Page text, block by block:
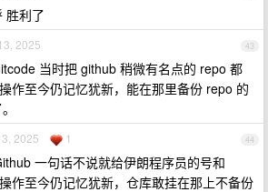
胜利了
43
2025
当时把 github 稍微有名点的 repo 都
作至今仍记忆犹新，能在那里备份 repo 的
44
2025 1
一句话不说就给伊朗程序员的号和
作至今仍记忆犹新，仓库敢挂在那上不备份